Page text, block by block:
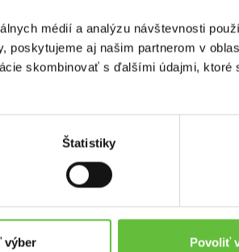
médií a analýzu návštevnosti
poskytujeme aj našim partnerom v
skombinovať s ďalšími údajmi, ktoré
Štatistiky
výber Povoliť
inzerátu už aj varíme. Veľká
s.r.o.